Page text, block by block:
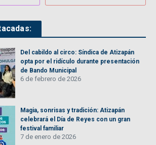
Del cabildo al circo: Síndica de Atizapán
opta por el ridículo durante presentación
de Bando Municipal
6 de febrero de 2026
Magia, sonrisas y tradición: Atizapán
celebrará el Día de Reyes con un gran
festival familiar
7 de enero de 2026